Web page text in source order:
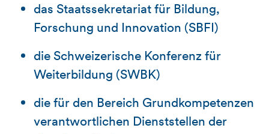
das Staatssekretariat für Bildung,
Forschung und Innovation (SBFI)
die Schweizerische Konferenz für
Weiterbildung (SWBK)
die für den Bereich Grundkompetenzen
verantwortlichen Dienststellen der